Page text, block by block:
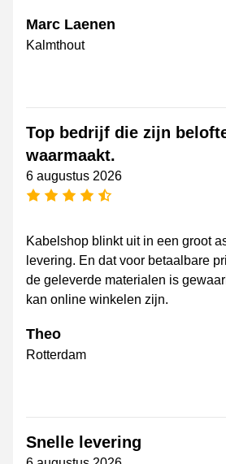
Marc Laenen
Kalmthout
Top bedrijf die zijn
waarmaakt.
6 augustus 2026
4,5 sterren
Kabelshop blinkt uit in een groot
levering. En dat voor betaalbare
de geleverde materialen is
kan online winkelen zijn.
Theo
Rotterdam
Snelle levering